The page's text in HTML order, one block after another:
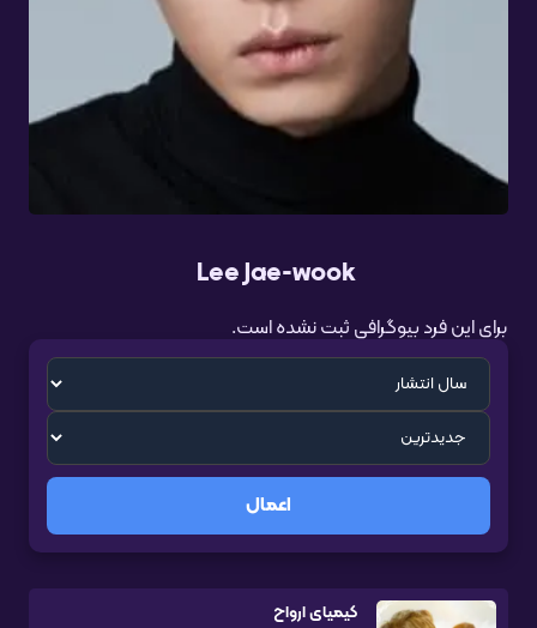
Lee Jae-wook
برای این فرد بیوگرافی ثبت نشده است.
اعمال
کیمیای ارواح